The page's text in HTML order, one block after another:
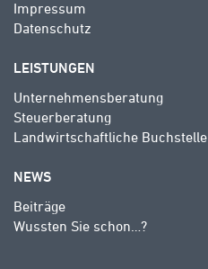
Impressum
Datenschutz
LEISTUNGEN
Unternehmensberatung
Steuerberatung
Landwirtschaftliche Buchstelle
NEWS
Beiträge
Wussten Sie schon…?